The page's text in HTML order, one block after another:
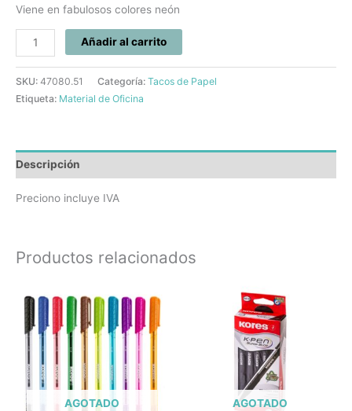
Viene en fabulosos colores neón
Añadir al carrito
SKU: 47080.51 Categoría: Tacos de Papel
Etiqueta: Material de Oficina
Descripción
Preciono incluye IVA
Productos relacionados
AGOTADO AGOTADO